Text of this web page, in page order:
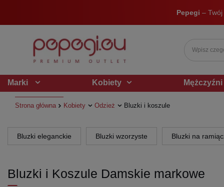
Pepegi –
Marki Kobiety Mężczyźni
Strona główna Kobiety Odzież Bluzki i koszule
Bluzki eleganckie Bluzki wzorzyste Bluzki na
Bluzki i Koszule Damskie markowe